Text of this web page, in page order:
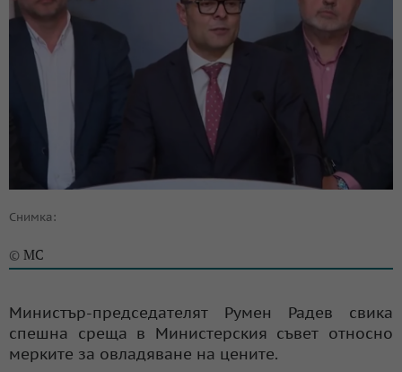
Снимка:
© МС
Министър-председателят Румен Радев свика
спешна среща в Министерския съвет относно
мерките за овладяване на цените.